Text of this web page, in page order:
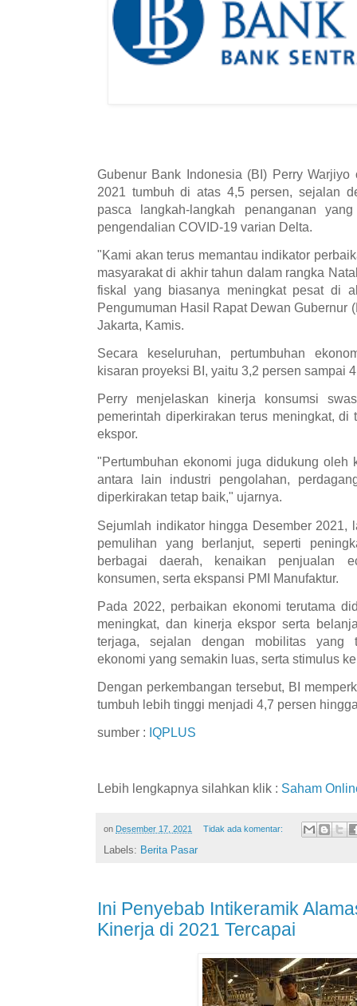
Gubenur Bank Indonesia (BI) Perry
2021 tumbuh di atas 4,5 persen, sejalan
pasca langkah-langkah penanganan
pengendalian COVID-19 varian Delta.
"Kami akan terus memantau indikator
masyarakat di akhir tahun dalam rangka
fiskal yang biasanya meningkat pesat di
Pengumuman Hasil Rapat Dewan Gubernur
Jakarta, Kamis.
Secara keseluruhan, pertumbuhan
kisaran proyeksi BI, yaitu 3,2 persen sampai
Perry menjelaskan kinerja konsumsi
pemerintah diperkirakan terus meningkat,
ekspor.
"Pertumbuhan ekonomi juga didukung oleh
antara lain industri pengolahan,
diperkirakan tetap baik," ujarnya.
Sejumlah indikator hingga Desember 2021,
pemulihan yang berlanjut, seperti
berbagai daerah, kenaikan penjualan
konsumen, serta ekspansi PMI Manufaktur.
Pada 2022, perbaikan ekonomi terutama
meningkat, dan kinerja ekspor serta
terjaga, sejalan dengan mobilitas yang
ekonomi yang semakin luas, serta stimulus
Dengan perkembangan tersebut, BI
tumbuh lebih tinggi menjadi 4,7 persen
sumber : IQPLUS
Lebih lengkapnya silahkan klik : Saham
on Desember 17, 2021 Tidak ada komentar:
Labels: Berita Pasar
Ini Penyebab Intikeramik
Kinerja di 2021 Tercapai